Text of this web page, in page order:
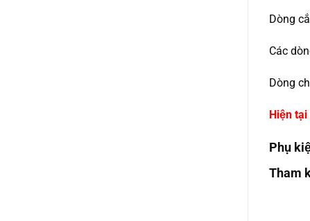
Dòng
Các
Dòng
Hiện
Phụ
Tham